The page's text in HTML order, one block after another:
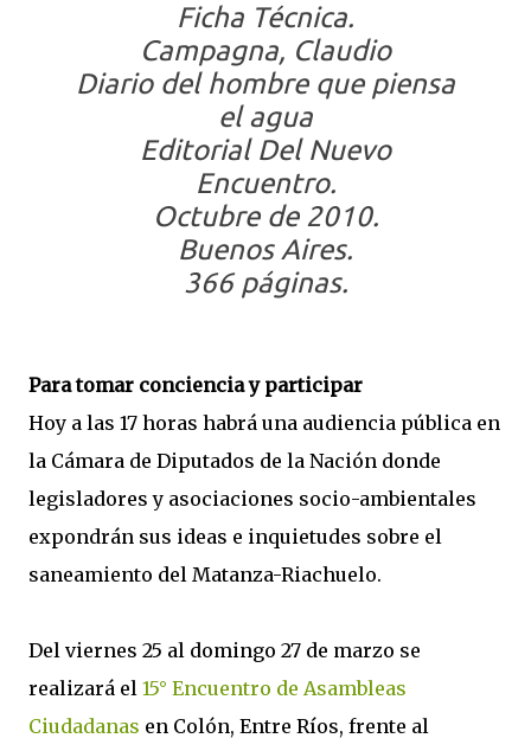
Ficha Técnica.
Campagna, Claudio
Diario del hombre que piensa
el agua
Editorial Del Nuevo
Encuentro.
Octubre de 2010.
Buenos Aires.
366 páginas.
Para tomar conciencia y participar
Hoy a las 17 horas habrá una audiencia pública en
la Cámara de Diputados de la Nación donde
legisladores y asociaciones socio-ambientales
expondrán sus ideas e inquietudes sobre el
saneamiento del Matanza-Riachuelo.
Del viernes 25 al domingo 27 de marzo se
realizará el 15° Encuentro de Asambleas
Ciudadanas en Colón, Entre Ríos, frente al